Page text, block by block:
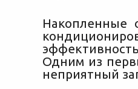
Накопленные
Одним из
неприятный